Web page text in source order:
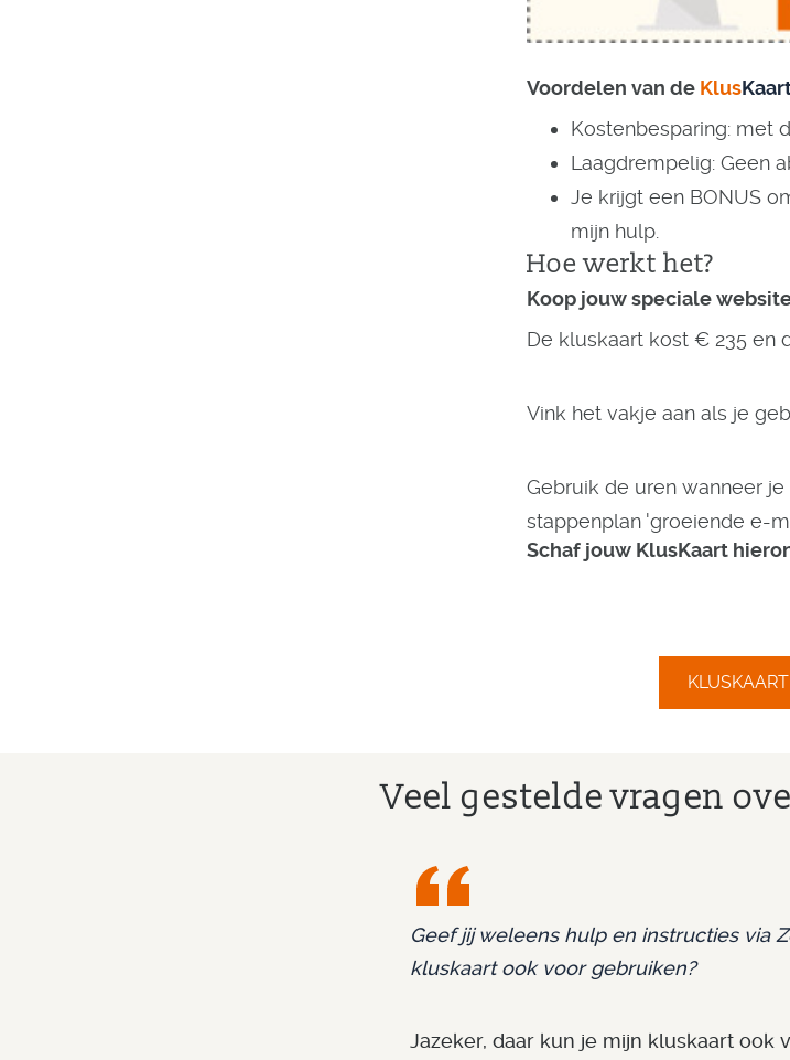
Voordelen van de Klus
Kostenbesparing: met
Laagdrempelig: Geen
Je krijgt een BONUS
mijn hulp.
Hoe werkt het?
Koop jouw speciale
De kluskaart kost € 235 en
Vink het vakje aan als je
Gebruik de uren wanneer
stappenplan 'groeiende e-
Schaf jouw KlusKaart
Veel gestelde vragen
Geef jij weleens hulp en instructies via
kluskaart ook voor gebruiken?
Jazeker, daar kun je mijn kluskaart ook